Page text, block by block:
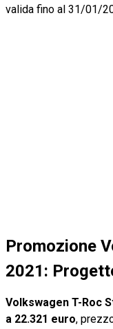
valida fino al 31/01/
Promozione
2021:
Volkswagen T-Roc
a 22.321 euro,